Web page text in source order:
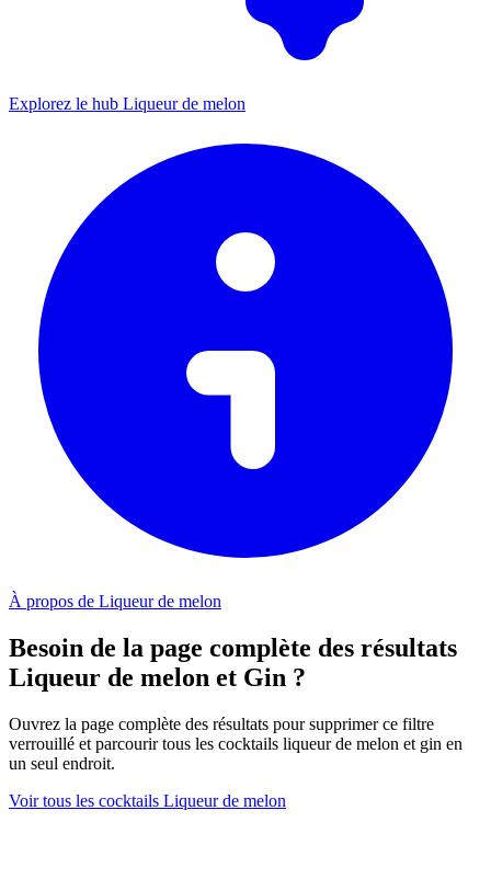
Explorez le hub Liqueur de melon
À propos de Liqueur de melon
Besoin de la page complète des résultats
Liqueur de melon et Gin ?
Ouvrez la page complète des résultats pour supprimer ce filtre
verrouillé et parcourir tous les cocktails liqueur de melon et gin en
un seul endroit.
Voir tous les cocktails Liqueur de melon